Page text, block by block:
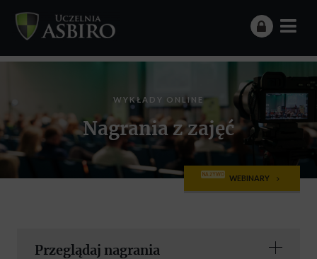
WYKŁADY ONLINE
Nagrania z zajęć
NA ŻYWO WEBINARY
Przeglądaj nagrania